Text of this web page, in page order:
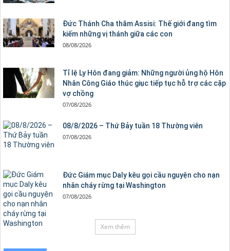
Đức Thánh Cha thăm Assisi: Thế giới đang tìm
kiếm những vị thánh giữa các con
08/08/2026
Tỉ lệ Ly Hôn đang giảm: Những người ủng hộ Hôn
Nhân Công Giáo thúc giục tiếp tục hỗ trợ các cặp
vợ chồng
07/08/2026
08/8/2026 – Thứ Bảy tuần 18 Thường viên
07/08/2026
Đức Giám mục Daly kêu gọi cầu nguyện cho nạn
nhân cháy rừng tại Washington
07/08/2026
Xem thêm